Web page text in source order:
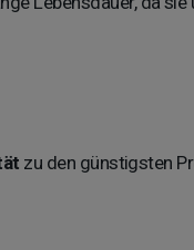
zu den günstigsten